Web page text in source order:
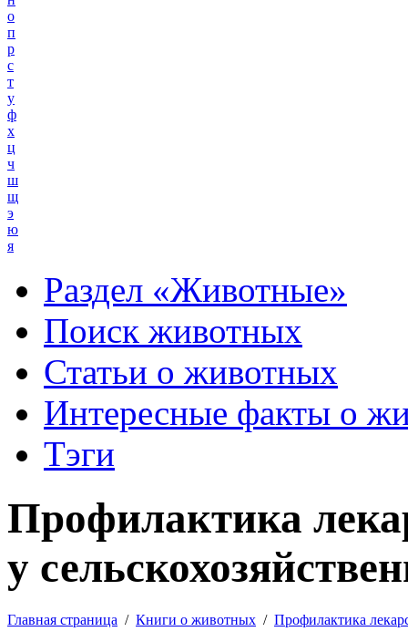
о
п
р
с
т
у
ф
х
ц
ч
ш
щ
э
ю
я
Раздел «Животные»
Поиск животных
Статьи о животных
Интересные факты о
Тэги
Профилактика
у
Главная страница / Книги о животных / Профилактика